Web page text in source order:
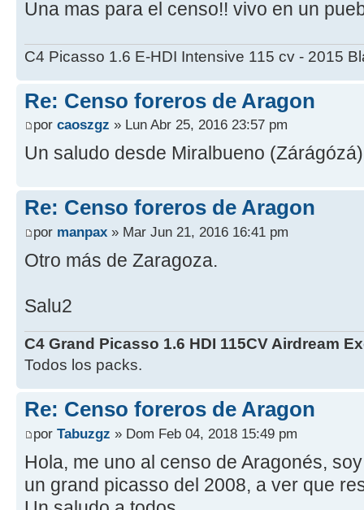
Una mas para el censo!! vivo en un
C4 Picasso 1.6 E-HDI Intensive 115 cv - 2015
Re: Censo foreros de Aragon
por caoszgz » Lun Abr 25, 2016 23:57 pm
Un saludo desde Miralbueno
Re: Censo foreros de Aragon
por manpax » Mar Jun 21, 2016 16:41 pm
Otro más de Zaragoza.
Salu2
C4 Grand Picasso 1.6 HDI 115CV Airdream
Todos los packs.
Re: Censo foreros de Aragon
por Tabuzgz » Dom Feb 04, 2018 15:49 pm
Hola, me uno al censo de Aragonés,
un grand picasso del 2008, a ver que